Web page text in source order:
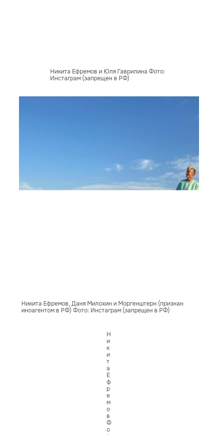
Никита Ефремов и Юля Гаврилина Фото:
Инстаграм (запрещен в РФ)
Никита Ефремов, Даня Милохин и Моргенштерн (признан
иноагентом в РФ) Фото: Инстаграм (запрещен в РФ)
Н
и
к
и
т
а
Е
ф
р
е
м
о
в
Ф
о